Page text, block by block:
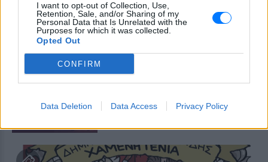
I want to opt-out of Collection, Use,
Retention, Sale, and/or Sharing of my
Personal Data that Is Unrelated with the
Purposes for which it was collected.
Opted Out
CONFIRM
Data Deletion Data Access Privacy Policy
ΠΡΙΝ 244 ΕΒΔΟΜΆΔΕΣ
LUNAR SPACE PATRA
κινήσεις